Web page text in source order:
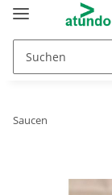
Saucen